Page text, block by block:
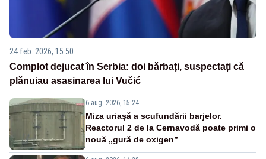
24 feb. 2026, 15:50
Complot dejucat în Serbia: doi bărbați, suspectați că
plănuiau asasinarea lui Vučić
6 aug. 2026, 15:24
Miza uriașă a scufundării barjelor.
Reactorul 2 de la Cernavodă poate primi o
nouă „gură de oxigen”